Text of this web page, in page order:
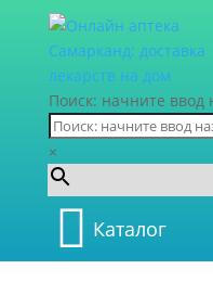
Поиск: начните ввод
×
Каталог